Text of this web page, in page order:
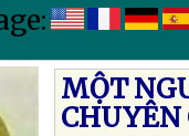
MỘT